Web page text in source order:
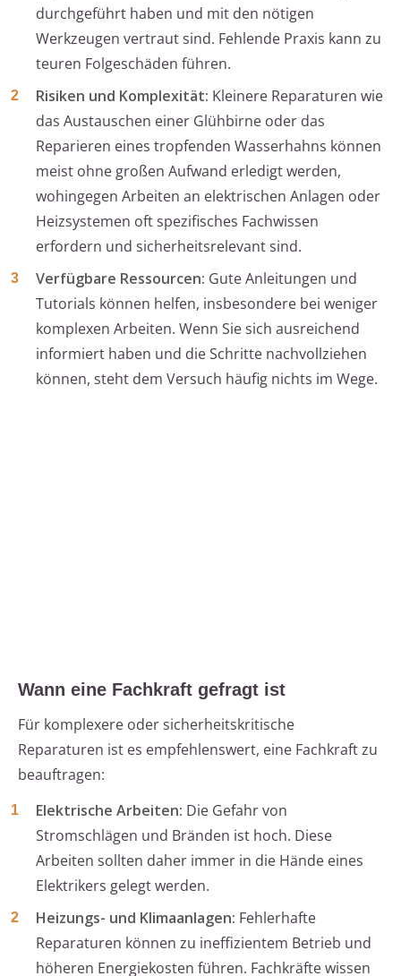
durchgeführt haben und mit den nötigen
Werkzeugen vertraut sind. Fehlende Praxis kann zu
teuren Folgeschäden führen.
Risiken und Komplexität: Kleinere Reparaturen wie
das Austauschen einer Glühbirne oder das
Reparieren eines tropfenden Wasserhahns können
meist ohne großen Aufwand erledigt werden,
wohingegen Arbeiten an elektrischen Anlagen oder
Heizsystemen oft spezifisches Fachwissen
erfordern und sicherheitsrelevant sind.
Verfügbare Ressourcen: Gute Anleitungen und
Tutorials können helfen, insbesondere bei weniger
komplexen Arbeiten. Wenn Sie sich ausreichend
informiert haben und die Schritte nachvollziehen
können, steht dem Versuch häufig nichts im Wege.
Wann eine Fachkraft gefragt ist
Für komplexere oder sicherheitskritische
Reparaturen ist es empfehlenswert, eine Fachkraft zu
beauftragen:
Elektrische Arbeiten: Die Gefahr von
Stromschlägen und Bränden ist hoch. Diese
Arbeiten sollten daher immer in die Hände eines
Elektrikers gelegt werden.
Heizungs- und Klimaanlagen: Fehlerhafte
Reparaturen können zu ineffizientem Betrieb und
höheren Energiekosten führen. Fachkräfte wissen